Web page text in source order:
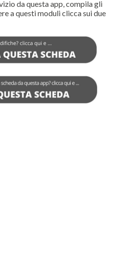
da questa app, compila gli
a questi moduli clicca sui due